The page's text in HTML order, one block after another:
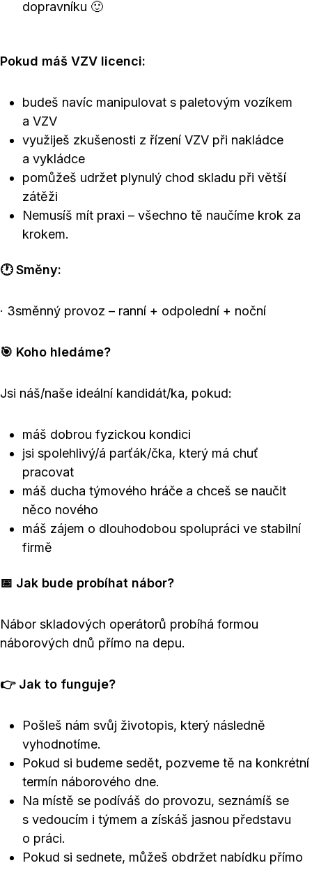
dopravníku 🙂
Pokud máš VZV licenci:
budeš navíc manipulovat s paletovým vozíkem
a VZV
využiješ zkušenosti z řízení VZV při nakládce
a vykládce
pomůžeš udržet plynulý chod skladu při větší
zátěži
Nemusíš mít praxi – všechno tě naučíme krok za
krokem.
🕐 Směny:
· 3směnný provoz – ranní + odpolední + noční
🎯 Koho hledáme?
Jsi náš/naše ideální kandidát/ka, pokud:
máš dobrou fyzickou kondici
jsi spolehlivý/á parťák/čka, který má chuť
pracovat
máš ducha týmového hráče a chceš se naučit
něco nového
máš zájem o dlouhodobou spolupráci ve stabilní
firmě
📅 Jak bude probíhat nábor?
Nábor skladových operátorů probíhá formou
náborových dnů přímo na depu.
👉 Jak to funguje?
Pošleš nám svůj životopis, který následně
vyhodnotíme.
Pokud si budeme sedět, pozveme tě na konkrétní
termín náborového dne.
Na místě se podíváš do provozu, seznámíš se
s vedoucím i týmem a získáš jasnou představu
o práci.
Pokud si sednete, můžeš obdržet nabídku přímo